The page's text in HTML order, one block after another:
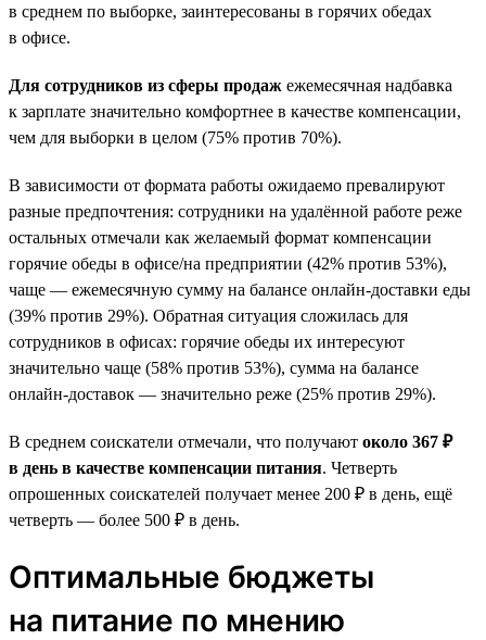
в среднем по выборке, заинтересованы в горячих обедах
в офисе.
Для сотрудников из сферы продаж ежемесячная надбавка
к зарплате значительно комфортнее в качестве компенсации,
чем для выборки в целом (75% против 70%).
В зависимости от формата работы ожидаемо превалируют
разные предпочтения: сотрудники на удалённой работе реже
остальных отмечали как желаемый формат компенсации
горячие обеды в офисе/на предприятии (42% против 53%),
чаще — ежемесячную сумму на балансе онлайн-доставки еды
(39% против 29%). Обратная ситуация сложилась для
сотрудников в офисах: горячие обеды их интересуют
значительно чаще (58% против 53%), сумма на балансе
онлайн-доставок — значительно реже (25% против 29%).
В среднем соискатели отмечали, что получают около 367 ₽
в день в качестве компенсации питания. Четверть
опрошенных соискателей получает менее 200 ₽ в день, ещё
четверть — более 500 ₽ в день.
Оптимальные бюджеты
на питание по мнению